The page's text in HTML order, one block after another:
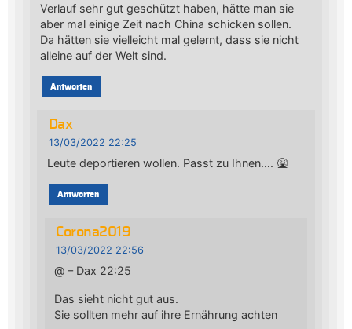
Verlauf sehr gut geschützt haben, hätte man sie
aber mal einige Zeit nach China schicken sollen.
Da hätten sie vielleicht mal gelernt, dass sie nicht
alleine auf der Welt sind.
Antworten
Dax
13/03/2022 22:25
Leute deportieren wollen. Passt zu Ihnen…. 🤮
Antworten
Corona2019
13/03/2022 22:56
@ – Dax 22:25
Das sieht nicht gut aus.
Sie sollten mehr auf ihre Ernährung achten